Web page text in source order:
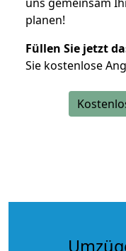
planen!
Füllen Sie jetzt
Sie kostenlose